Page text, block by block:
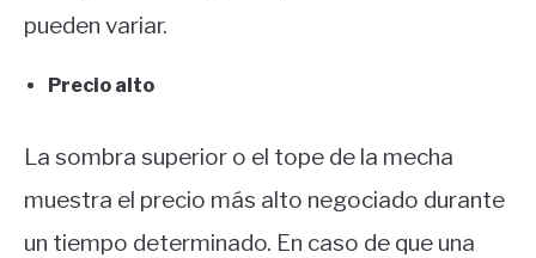
pueden variar.
Precio alto
La sombra superior o el tope de la mecha
muestra el precio más alto negociado durante
un tiempo determinado. En caso de que una